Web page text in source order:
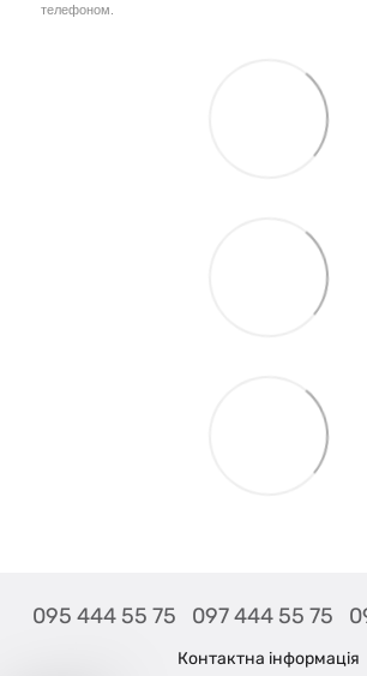
телефоном.
095 444 55 75 097 444 55 75
Контактна інформація